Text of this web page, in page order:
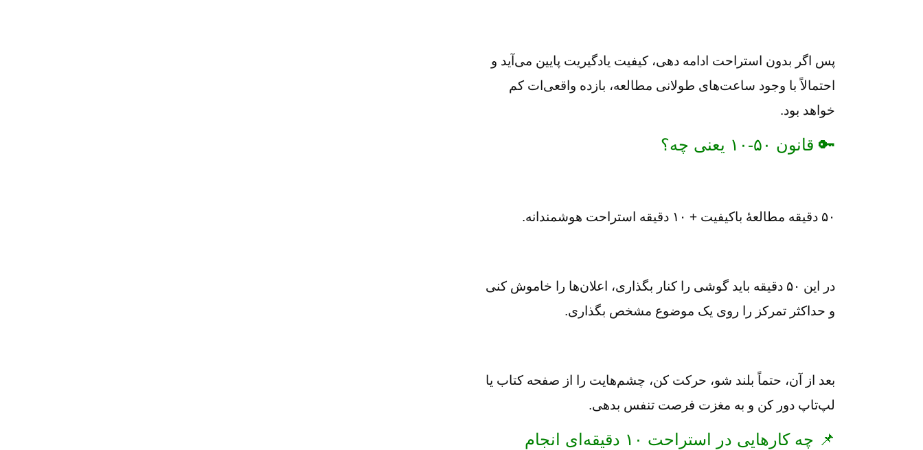
پس اگر بدون استراحت ادامه دهی، کیفیت یادگیریت پایین می‌آید و
احتمالاً با وجود ساعت‌های طولانی مطالعه، بازده واقعی‌ات کم
خواهد بود.
🔑 قانون ۵۰-۱۰ یعنی چه؟
۵۰ دقیقه مطالعهٔ باکیفیت + ۱۰ دقیقه استراحت هوشمندانه.
در این ۵۰ دقیقه باید گوشی را کنار بگذاری، اعلان‌ها را خاموش کنی
و حداکثر تمرکز را روی یک موضوع مشخص بگذاری.
بعد از آن، حتماً بلند شو، حرکت کن، چشم‌هایت را از صفحه کتاب یا
لپ‌تاپ دور کن و به مغزت فرصت تنفس بدهی.
📌 چه کارهایی در استراحت ۱۰ دقیقه‌ای انجام